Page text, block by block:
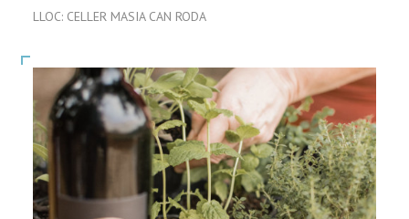
LLOC: CELLER MASIA CAN RODA